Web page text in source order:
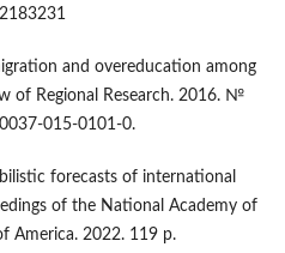
and overeducation among
of Regional Research. 2016. №
015-0101-0.
forecasts of international
of the National Academy of
America. 2022. 119 p.